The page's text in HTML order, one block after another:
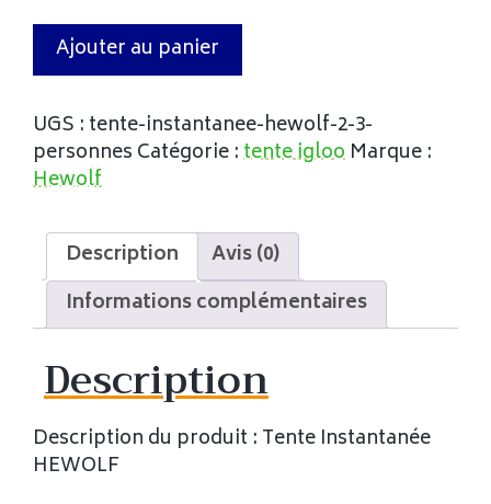
Ajouter au panier
UGS : tente-instantanee-hewolf-2-3-
personnes Catégorie :tente igloo Marque :
Hewolf
Description
Avis (0)
Informations complémentaires
Description
Description du produit : Tente Instantanée
HEWOLF